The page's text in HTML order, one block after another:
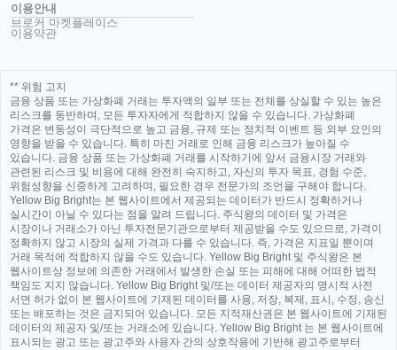
이용안내
브로커 마켓플레이스
이용약관
** 위험 고지
금융 상품 또는 가상화폐 거래는 투자액의 일부 또는 전체를 상실할 수 있는 높은
리스크를 동반하며, 모든 투자자에게 적합하지 않을 수 있습니다. 가상화폐
가격은 변동성이 극단적으로 높고 금융, 규제 또는 정치적 이벤트 등 외부 요인의
영향을 받을 수 있습니다. 특히 마진 거래로 인해 금융 리스크가 높아질 수
있습니다. 금융 상품 또는 가상화폐 거래를 시작하기에 앞서 금융시장 거래와
관련된 리스크 및 비용에 대해 완전히 숙지하고, 자신의 투자 목표, 경험 수준,
위험성향을 신중하게 고려하며, 필요한 경우 전문가의 조언을 구해야 합니다.
Yellow Big Bright는 본 웹사이트에서 제공되는 데이터가 반드시 정확하거나
실시간이 아닐 수 있다는 점을 알려 드립니다. 주식왕의 데이터 및 가격은
시장이나 거래소가 아닌 투자전문기관으로부터 제공받을 수도 있으므로, 가격이
정확하지 않고 시장의 실제 가격과 다를 수 있습니다. 즉, 가격은 지표일 뿐이며
거래 목적에 적합하지 않을 수도 있습니다. Yellow Big Bright 및 주식왕은 본
웹사이트상 정보에 의존한 거래에서 발생한 손실 또는 피해에 대해 어떠한 법적
책임도 지지 않습니다. Yellow Big Bright 및/또는 데이터 제공자의 명시적 사전
서면 허가 없이 본 웹사이트에 기재된 데이터를 사용, 저장, 복제, 표시, 수정, 송신
또는 배포하는 것은 금지되어 있습니다. 모든 지적재산권은 본 웹사이트에 기재된
데이터의 제공자 및/또는 거래소에 있습니다. Yellow Big Bright 는 본 웹사이트에
표시되는 광고 또는 광고주와 사용자 간의 상호작용에 기반해 광고주로부터